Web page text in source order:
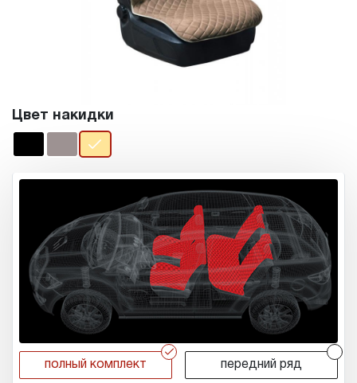
Цвет накидки
r
полный комплект передний ряд